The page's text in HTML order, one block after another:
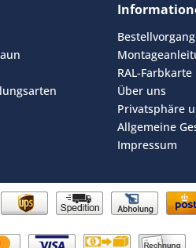
Bestellvorgang
RAL-Farbkarte
Über uns
Privatsphäre
Allgemeine
Impressum